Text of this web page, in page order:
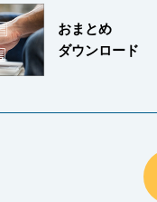
おまとめ
ダウンロード